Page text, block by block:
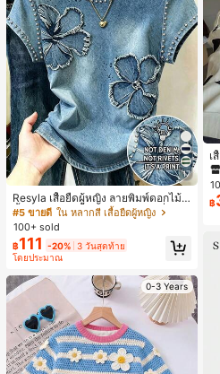
17
Resyla เสื้อยืดผู้หญิง ลายพิมพ์ดอกไม้สี
น้ำเงินวินเทจ เสื้อสำหรับออกไปเที่ยวฤ
ดูร้อน ดีไซน์กราฟิก สบายๆ อเนกประสง
ค์ สวมใส่ประจำวัน กลางแจ้ง ช้อปปิ้ง ท่
องเที่ยวกลางแจ้ง
#5 ขายดี ใน หลากสี เสื้อยืดผู้หญิง
100+ sold
฿111 -20% 3 วันสุดท้าย
โดยประมาณ
0-3 Years
เ
ด
ท
ส่
฿